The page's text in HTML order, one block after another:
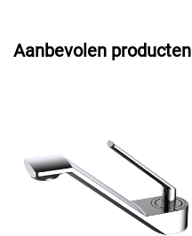
Aanbevolen producten